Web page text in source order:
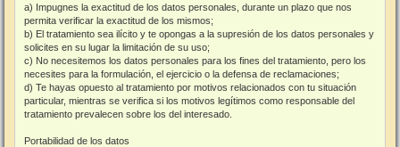
a) Impugnes la exactitud de los datos personales, durante un plazo que nos
permita verificar la exactitud de los mismos;
b) El tratamiento sea ilícito y te opongas a la supresión de los datos personales y
solicites en su lugar la limitación de su uso;
c) No necesitemos los datos personales para los fines del tratamiento, pero los
necesites para la formulación, el ejercicio o la defensa de reclamaciones;
d) Te hayas opuesto al tratamiento por motivos relacionados con tu situación
particular, mientras se verifica si los motivos legítimos como responsable del
tratamiento prevalecen sobre los del interesado.
Portabilidad de los datos